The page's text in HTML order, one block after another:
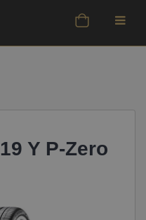
Y P-Zero